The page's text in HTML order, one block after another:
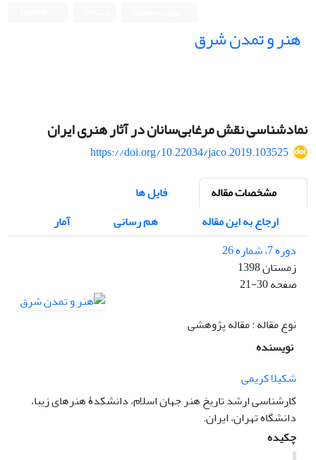
هنر و تمدن شرق
نمادشناسی نقش مرغابی‌سانان در آثار هنری ایران
https://doi.org/10.22034/jaco.2019.103525
مشخصات مقاله
فایل ها
ارجاع به این مقاله
هم رسانی
آمار
دوره 7، شماره 26
زمستان 1398
صفحه21-30
نوع مقاله : مقاله پژوهشی
نویسنده
شکیلا کریمی
کارشناسی ارشد تاریخ هنر جهان اسلام، دانشکدۀ هنرهای زیبا،
دانشگاه تهران، ایران.
چکیده